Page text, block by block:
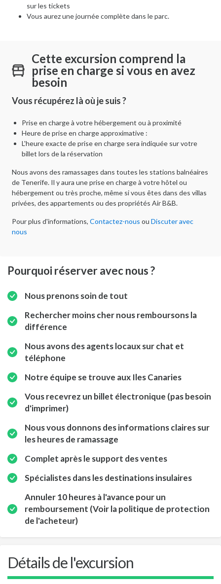
Pourquoi réserver avec nous ?
Nous prenons soin de tout
Rechercher moins cher nous remboursons la
différence
Nous avons des agents locaux sur chat et
téléphone
Notre équipe se trouve aux Iles Canaries
Vous recevrez un billet électronique (pas besoin
d'imprimer)
Nous vous donnons des informations claires sur
les heures de ramassage
Complet après le support des ventes
Spécialistes dans les destinations insulaires
Annuler 10 heures à l'avance pour un
remboursement (Voir la politique de protection
de l'acheteur)
Cette excursion comprend la
prise en charge si vous en avez
besoin
Vous récupérez là où je suis ?
Prise en charge à votre hébergement ou à proximité
Heure de prise en charge approximative :
L'heure exacte de prise en charge sera indiquée sur votre
billet lors de la réservation
Nous avons des ramassages dans toutes les stations balnéaires
de Tenerife. Il y aura une prise en charge à votre hôtel ou
hébergement ou très proche, même si vous êtes dans des villas
privées, des appartements ou des propriétés Air B&B.
Pour plus d'informations, Contactez-nous ou Discuter avec
nous
sur les tickets
Vous aurez une journée complète dans le parc.
Détails de l'excursion